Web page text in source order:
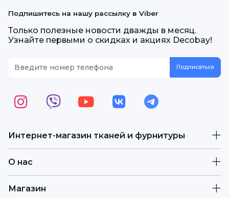
Интернет-магазин тканей и фурнитуры
О нас
Магазин
Подпишитесь на нашу рассылку в Viber
Только полезные новости дважды в месяц.
Узнайте первыми о скидках и акциях Decobay!